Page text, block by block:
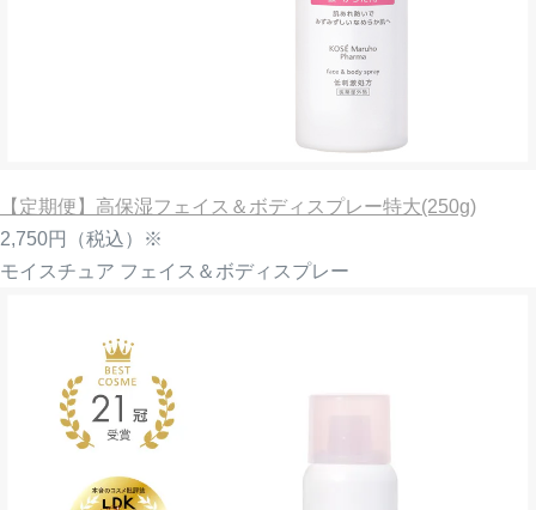
【定期便】高保湿フェイス＆ボディスプレー特大(250g)
2,750円
（税込）※
モイスチュア フェイス＆ボディスプレー